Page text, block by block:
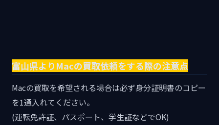
富山県よりMacの買取依頼をする際の注意点
Macの買取を希望される場合は必ず身分証明書のコピー
を1通入れてください。
(運転免許証、パスポート、学生証などでOK)